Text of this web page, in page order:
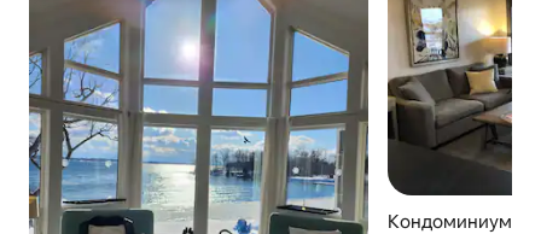
Кондоминиум во